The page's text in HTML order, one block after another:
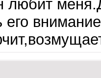
любит
его